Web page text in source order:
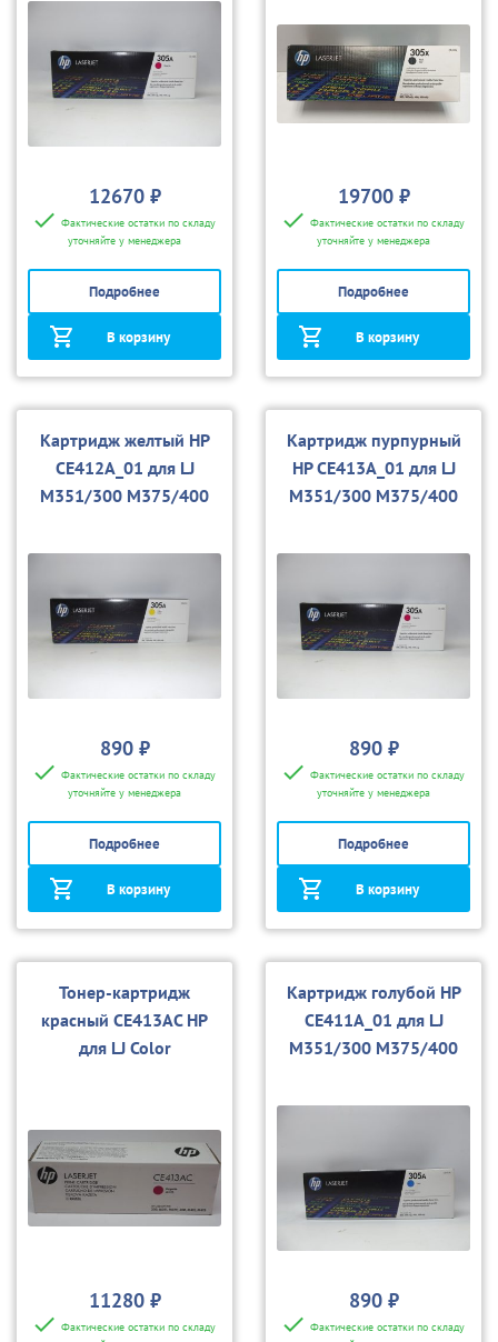
12670 ₽
Фактические остатки по складу
уточняйте у менеджера
Подробнее
В корзину
19700 ₽
Фактические остатки по складу
уточняйте у менеджера
Подробнее
В корзину
Картридж желтый HP
CE412A_01 для LJ
M351/300 M375/400
890 ₽
Фактические остатки по складу
уточняйте у менеджера
Подробнее
В корзину
Картридж пурпурный
HP CE413A_01 для LJ
M351/300 M375/400
890 ₽
Фактические остатки по складу
уточняйте у менеджера
Подробнее
В корзину
Тонер-картридж
красный CE413AC HP
для LJ Color
11280 ₽
Фактические остатки по складу
Картридж голубой HP
CE411A_01 для LJ
M351/300 M375/400
890 ₽
Фактические остатки по складу